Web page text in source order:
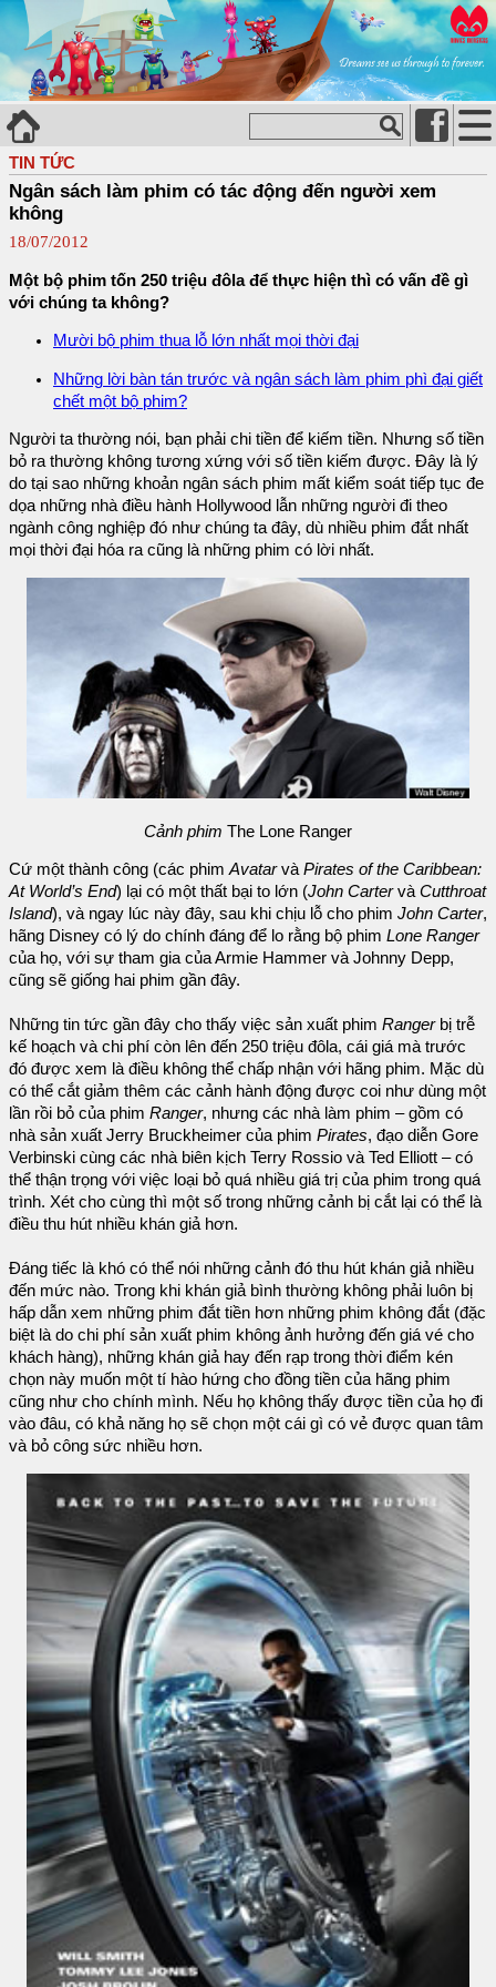
TIN TỨC
Ngân sách làm phim có tác động đến người xem
không
18/07/2012
Một bộ phim tốn 250 triệu đôla để thực hiện thì có vấn đề gì
với chúng ta không?
Mười bộ phim thua lỗ lớn nhất mọi thời đại
Những lời bàn tán trước và ngân sách làm phim phì đại giết
chết một bộ phim?
Người ta thường nói, bạn phải chi tiền để kiếm tiền. Nhưng số tiền
bỏ ra thường không tương xứng với số tiền kiếm được. Đây là lý
do tại sao những khoản ngân sách phim mất kiểm soát tiếp tục đe
dọa những nhà điều hành Hollywood lẫn những người đi theo
ngành công nghiệp đó như chúng ta đây, dù nhiều phim đắt nhất
mọi thời đại hóa ra cũng là những phim có lời nhất.
Cảnh phim The Lone Ranger
Cứ một thành công (các phimAvatarvàPirates of the Caribbean:
At World’s End) lại có một thất bại to lớn (John CartervàCutthroat
Island), và ngay lúc này đây, sau khi chịu lỗ cho phim John Carter,
hãng Disney có lý do chính đáng để lo rằng bộ phim Lone Ranger
của họ, với sự tham gia của Armie Hammer và Johnny Depp,
cũng sẽ giống hai phim gần đây.
Những tin tức gần đây cho thấy việc sản xuất phim Rangerbị trễ
kế hoạch và chi phí còn lên đến 250 triệu đôla, cái giá mà trước
đó được xem là điều không thể chấp nhận với hãng phim. Mặc dù
có thể cắt giảm thêm các cảnh hành động được coi như dùng một
lần rồi bỏ của phim Ranger, nhưng các nhà làm phim – gồm có
nhà sản xuất Jerry Bruckheimer của phim Pirates, đạo diễn Gore
Verbinski cùng các nhà biên kịch Terry Rossio và Ted Elliott – có
thể thận trọng với việc loại bỏ quá nhiều giá trị của phim trong quá
trình. Xét cho cùng thì một số trong những cảnh bị cắt lại có thể là
điều thu hút nhiều khán giả hơn.
Đáng tiếc là khó có thể nói những cảnh đó thu hút khán giả nhiều
đến mức nào. Trong khi khán giả bình thường không phải luôn bị
hấp dẫn xem những phim đắt tiền hơn những phim không đắt (đặc
biệt là do chi phí sản xuất phim không ảnh hưởng đến giá vé cho
khách hàng), những khán giả hay đến rạp trong thời điểm kén
chọn này muốn một tí hào hứng cho đồng tiền của hãng phim
cũng như cho chính mình. Nếu họ không thấy được tiền của họ đi
vào đâu, có khả năng họ sẽ chọn một cái gì có vẻ được quan tâm
và bỏ công sức nhiều hơn.